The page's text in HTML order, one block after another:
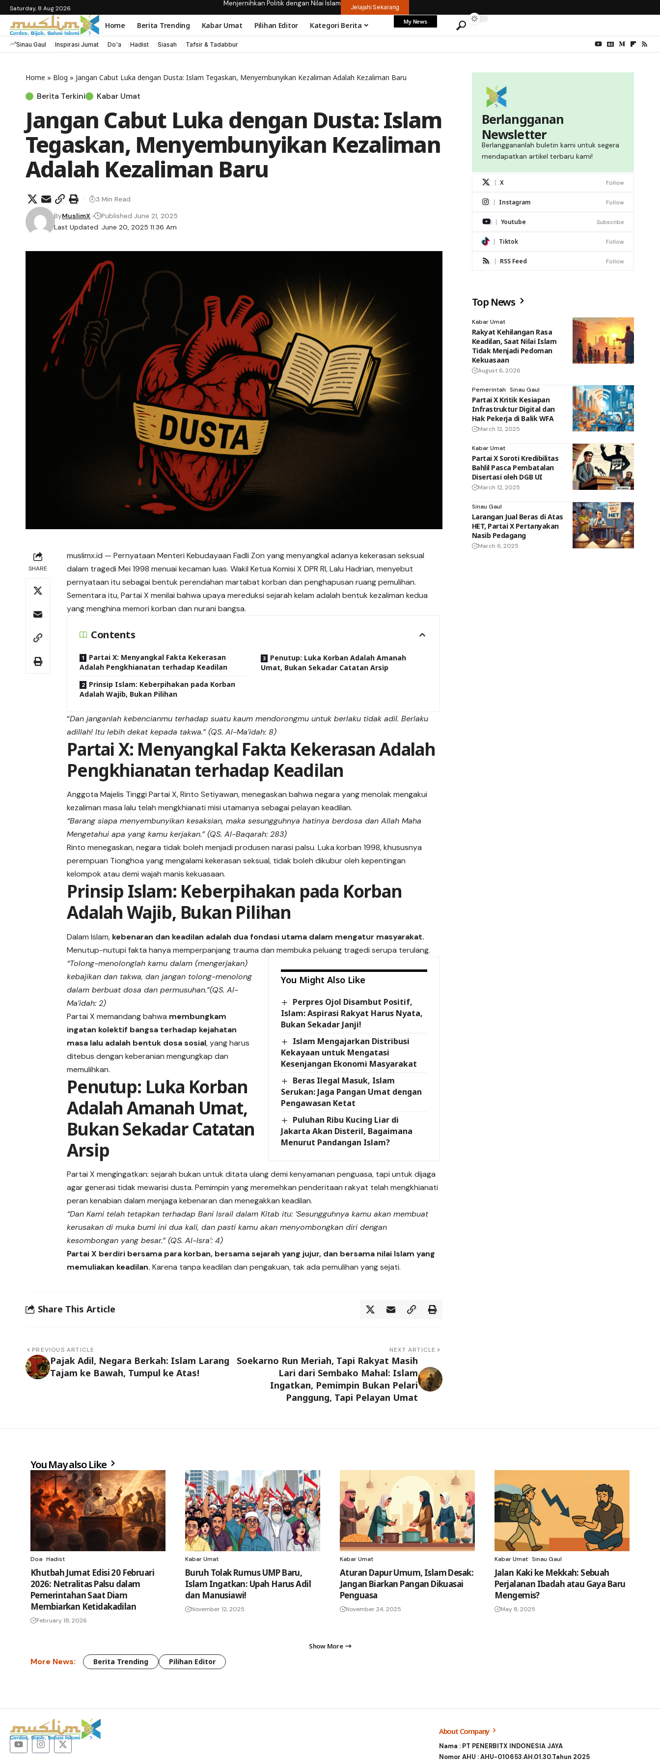
Saturday, 8 Aug 2026
Menjernihkan Politik dengan Nilai Islam Jelajahi Sekarang
Home Berita Trending Kabar Umat Pilihan Editor Kategori Berita My News
Sinau Gaul Inspirasi Jumat Do'a Hadist Siasah Tafsir & Tadabbur
Home » Blog » Jangan Cabut Luka dengan Dusta: Islam Tegaskan, Menyembunyikan Kezaliman Adalah Kezaliman Baru
Berita Terkini Kabar Umat
Jangan Cabut Luka dengan Dusta: Islam
Tegaskan, Menyembunyikan Kezaliman
Adalah Kezaliman Baru
Last Updated: June 20, 2025 11:36 Am
ByMuslimX Published June 21, 2025
3 Min Read
SHARE
muslimx.id — Pernyataan Menteri Kebudayaan Fadli Zon yang menyangkal adanya kekerasan seksual
dalam tragedi Mei 1998 menuai kecaman luas. Wakil Ketua Komisi X DPR RI, Lalu Hadrian, menyebut
pernyataan itu sebagai bentuk perendahan martabat korban dan penghapusan ruang pemulihan.
Sementara itu, Partai X menilai bahwa upaya mereduksi sejarah kelam adalah bentuk kezaliman kedua
yang menghina memori korban dan nurani bangsa.
Contents
Partai X: Menyangkal Fakta Kekerasan
Adalah Pengkhianatan terhadap Keadilan
Prinsip Islam: Keberpihakan pada Korban
Adalah Wajib, Bukan Pilihan
Penutup: Luka Korban Adalah Amanah
Umat, Bukan Sekadar Catatan Arsip
“Dan janganlah kebencianmu terhadap suatu kaum mendorongmu untuk berlaku tidak adil. Berlaku
adillah! Itu lebih dekat kepada takwa.” (QS. Al-Ma’idah: 8)
Partai X: Menyangkal Fakta Kekerasan Adalah
Pengkhianatan terhadap Keadilan
Anggota Majelis TinggiPartai X, Rinto Setiyawan, menegaskan bahwa negara yang menolak mengakui
kezaliman masa lalu telah mengkhianati misi utamanya sebagai pelayan keadilan.
“Barang siapa menyembunyikan kesaksian, maka sesungguhnya hatinya berdosa dan Allah Maha
Mengetahui apa yang kamu kerjakan.” (QS. Al-Baqarah: 283)
Rinto menegaskan, negara tidak boleh menjadi produsen narasi palsu. Luka korban 1998, khususnya
perempuan Tionghoa yang mengalami kekerasan seksual, tidak boleh dikubur oleh kepentingan
kelompok atau demi wajah manis kekuasaan.
Prinsip Islam: Keberpihakan pada Korban
Adalah Wajib, Bukan Pilihan
Dalam Islam, kebenaran dan keadilan adalah dua fondasi utama dalam mengatur masyarakat.
Menutup-nutupi fakta hanya memperpanjang trauma dan membuka peluang tragedi serupa terulang.
You Might Also Like
Perpres Ojol Disambut Positif,
Islam: Aspirasi Rakyat Harus Nyata,
Bukan Sekadar Janji!
Islam Mengajarkan Distribusi
Kekayaan untuk Mengatasi
Kesenjangan Ekonomi Masyarakat
Beras Ilegal Masuk, Islam
Serukan: Jaga Pangan Umat dengan
Pengawasan Ketat
Puluhan Ribu Kucing Liar di
Jakarta Akan Disteril, Bagaimana
Menurut Pandangan Islam?
“Tolong-menolonglah kamu dalam (mengerjakan)
kebajikan dan takwa, dan jangan tolong-menolong
dalam berbuat dosa dan permusuhan.”(QS. Al-
Ma’idah: 2)
Partai X memandang bahwa membungkam
ingatan kolektif bangsa terhadap kejahatan
masa lalu adalah bentuk dosa sosial, yang harus
ditebus dengan keberanian mengungkap dan
memulihkan.
Penutup: Luka Korban
Adalah Amanah Umat,
Bukan Sekadar Catatan
Arsip
Partai X mengingatkan: sejarah bukan untuk ditata ulang demi kenyamanan penguasa, tapi untuk dijaga
agar generasi tidak mewarisi dusta. Pemimpin yang meremehkan penderitaan rakyat telah mengkhianati
peran kenabian dalam menjaga kebenaran dan menegakkan keadilan.
“Dan Kami telah tetapkan terhadap Bani Israil dalam Kitab itu: ‘Sesungguhnya kamu akan membuat
kerusakan di muka bumi ini dua kali, dan pasti kamu akan menyombongkan diri dengan
kesombongan yang besar.” (QS. Al-Isra’: 4)
Partai X berdiri bersama para korban, bersama sejarah yang jujur, dan bersama nilai Islam yang
memuliakan keadilan. Karena tanpa keadilan dan pengakuan, tak ada pemulihan yang sejati.
Share This Article
PREVIOUS ARTICLE
Pajak Adil, Negara Berkah: Islam Larang
Tajam ke Bawah, Tumpul ke Atas!
NEXT ARTICLE
Soekarno Run Meriah, Tapi Rakyat Masih
Lari dari Sembako Mahal: Islam
Ingatkan, Pemimpin Bukan Pelari
Panggung, Tapi Pelayan Umat
Berlangganan
Newsletter
Berlanggananlah buletin kami untuk segera
mendapatkan artikel terbaru kami!
X Follow
Instagram Follow
Youtube Subscribe
Tiktok Follow
RSS Feed Follow
Top News
Kabar Umat
Rakyat Kehilangan Rasa
Keadilan, Saat Nilai Islam
Tidak Menjadi Pedoman
Kekuasaan
August 6, 2026
Pemerintah Sinau Gaul
Partai X Kritik Kesiapan
Infrastruktur Digital dan
Hak Pekerja di Balik WFA
March 12, 2025
Kabar Umat
Partai X Soroti Kredibilitas
Bahlil Pasca Pembatalan
Disertasi oleh DGB UI
March 12, 2025
Sinau Gaul
Larangan Jual Beras di Atas
HET, Partai X Pertanyakan
Nasib Pedagang
March 6, 2025
You May also Like
Doa Hadist
Khutbah Jumat Edisi 20 Februari
2026: Netralitas Palsu dalam
Pemerintahan Saat Diam
Membiarkan Ketidakadilan
February 18, 2026
Kabar Umat
Buruh Tolak Rumus UMP Baru,
Islam Ingatkan: Upah Harus Adil
dan Manusiawi!
November 12, 2025
Kabar Umat
Aturan Dapur Umum, Islam Desak:
Jangan Biarkan Pangan Dikuasai
Penguasa
November 24, 2025
Kabar Umat Sinau Gaul
Jalan Kaki ke Mekkah: Sebuah
Perjalanan Ibadah atau Gaya Baru
Mengemis?
May 8, 2025
Show More
More News: Berita Trending Pilihan Editor
About Company
Nama : PT PENERBITX INDONESIA JAYA
Nomor AHU : AHU-010653.AH.01.30.Tahun 2025